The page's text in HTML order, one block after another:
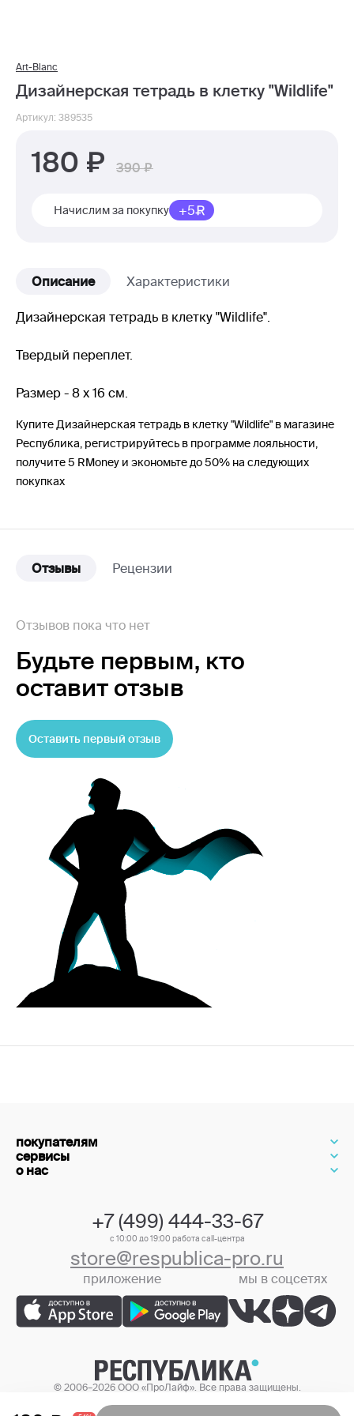
Art-Blanc
Дизайнерская тетрадь в клетку "Wildlife"
Артикул: 389535
180 390
Начислим за покупку +5
Описание Характеристики
Дизайнерская тетрадь в клетку "Wildlife".
Твердый переплет.
Размер - 8 х 16 см.
Купите Дизайнерская тетрадь в клетку "Wildlife" в магазине
Республика, регистрируйтесь в программе лояльности,
получите 5 RMoney и экономьте до 50% на следующих
покупках
Отзывы Рецензии
Отзывов пока что нет
Будьте первым, кто
оставит отзыв
Оставить первый отзыв
покупателям
сервисы
о нас
+7 (499) 444-33-67
с 10:00 до 19:00 работа call-центра
store@respublica-pro.ru
приложение мы в соцсетях
© 2006–2026 ООО «ПроЛайф». Все права защищены.